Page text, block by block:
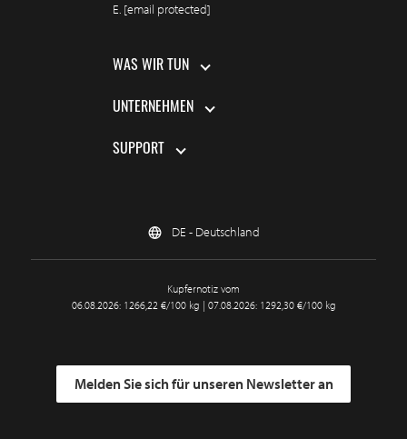
E. [email protected]
WAS WIR TUN
UNTERNEHMEN
SUPPORT
DE - Deutschland
Kupfernotiz vom
06.08.2026: 1266,22 €/100 kg | 07.08.2026: 1292,30 €/100 kg
Melden Sie sich für unseren Newsletter an